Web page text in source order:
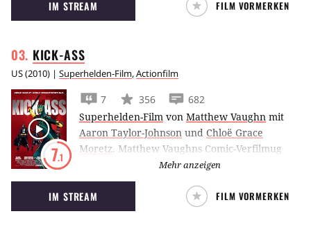
verstehen.
IM STREAM FILM VORMERKEN
KICK-ASS
US(2010) | Superhelden-Film,Actionfilm
7.1
7 356
682
Superhelden-Film von Matthew Vaughn mit
Aaron Taylor-Johnson und Chloë Grace
Moretz. Matthew Vaughns Comic-Verfilmug
Kick-Ass erzählt von einem Teenager (Aaron
Johnson), der ganz ohne Superkräfte zum
Superheld seiner Stadt wird – mit
freundlicher Unterstützung von Big Daddy
Mehr anzeigen
IM STREAM FILM VORMERKEN